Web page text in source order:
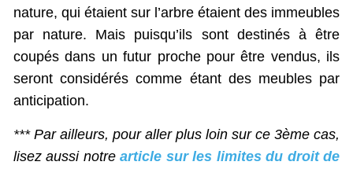
nature, qui étaient sur l’arbre étaient des immeubles
par nature. Mais puisqu’ils sont destinés à être
coupés dans un futur proche pour être vendus, ils
seront considérés comme étant des meubles par
anticipation.
*** Par ailleurs, pour aller plus loin sur ce 3ème cas,
lisez aussi notrearticle sur les limites du droit de